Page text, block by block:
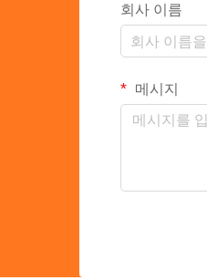
회사 이름
메시지